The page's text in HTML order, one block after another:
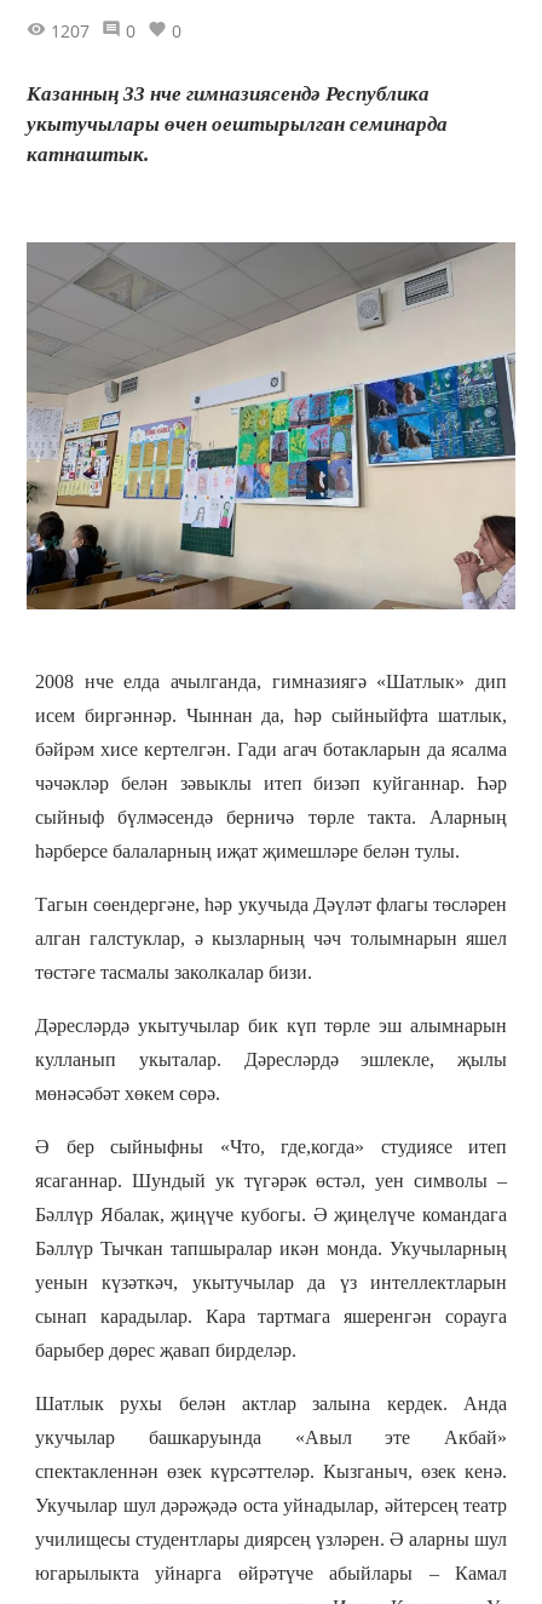
1207 0 0
Казанның 33 нче гимназиясендә Республика
укытучылары өчен оештырылган семинарда
катнаштык.
2008 нче елда ачылганда, гимназиягә «Шатлык» дип
исем биргәннәр. Чыннан да, һәр сыйныйфта шатлык,
бәйрәм хисе кертелгән. Гади агач ботакларын да ясалма
чәчәкләр белән зәвыклы итеп бизәп куйганнар. Һәр
сыйныф бүлмәсендә берничә төрле такта. Аларның
һәрберсе балаларның иҗат җимешләре белән тулы.
Тагын сөендергәне, һәр укучыда Дәүләт флагы төсләрен
алган галстуклар, ә кызларның чәч толымнарын яшел
төстәге тасмалы заколкалар бизи.
Дәресләрдә укытучылар бик күп төрле эш алымнарын
кулланып укыталар. Дәресләрдә эшлекле, җылы
мөнәсәбәт хөкем сөрә.
Ә бер сыйныфны «Что, где,когда» студиясе итеп
ясаганнар. Шундый ук түгәрәк өстәл, уен символы –
Бәллүр Ябалак, җиңүче кубогы. Ә җиңелүче командага
Бәллүр Тычкан тапшыралар икән монда. Укучыларның
уенын күзәткәч, укытучылар да үз интеллектларын
сынап карадылар. Кара тартмага яшеренгән сорауга
барыбер дөрес җавап бирделәр.
Шатлык рухы белән актлар залына кердек. Анда
укучылар башкаруында «Авыл эте Акбай»
спектакленнән өзек күрсәттеләр. Кызганыч, өзек кенә.
Укучылар шул дәрәҗәдә оста уйнадылар, әйтерсең театр
училищесы студентлары диярсең үзләрен. Ә аларны шул
югарылыкта уйнарга өйрәтүче абыйлары – Камал